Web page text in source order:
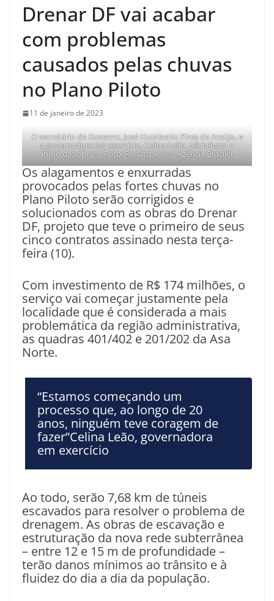
Drenar DF vai acabar
com problemas
causados pelas chuvas
no Plano Piloto
11 de janeiro de 2023
O secretário de Governo, José Humberto Pires de Araújo, e
a governadora em exercício, Celina Leão, oficializam o
início das obras| Foto: Renato Alves/ Agência Brasília
Os alagamentos e enxurradas
provocados pelas fortes chuvas no
Plano Piloto serão corrigidos e
solucionados com as obras do Drenar
DF, projeto que teve o primeiro de seus
cinco contratos assinado nesta terça-
feira (10).
Com investimento de R$ 174 milhões, o
serviço vai começar justamente pela
localidade que é considerada a mais
problemática da região administrativa,
as quadras 401/402 e 201/202 da Asa
Norte.
“Estamos começando um
processo que, ao longo de 20
anos, ninguém teve coragem de
fazer”Celina Leão, governadora
em exercício
Ao todo, serão 7,68 km de túneis
escavados para resolver o problema de
drenagem. As obras de escavação e
estruturação da nova rede subterrânea
– entre 12 e 15 m de profundidade –
terão danos mínimos ao trânsito e à
fluidez do dia a dia da população.